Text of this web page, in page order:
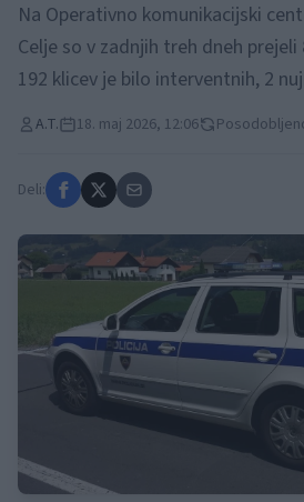
Na Operativno komunikacijski
Celje so v zadnjih treh dneh prejeli
192 klicev je bilo interventnih, 2
A.T. 18. maj 2026, 12:06
Deli: